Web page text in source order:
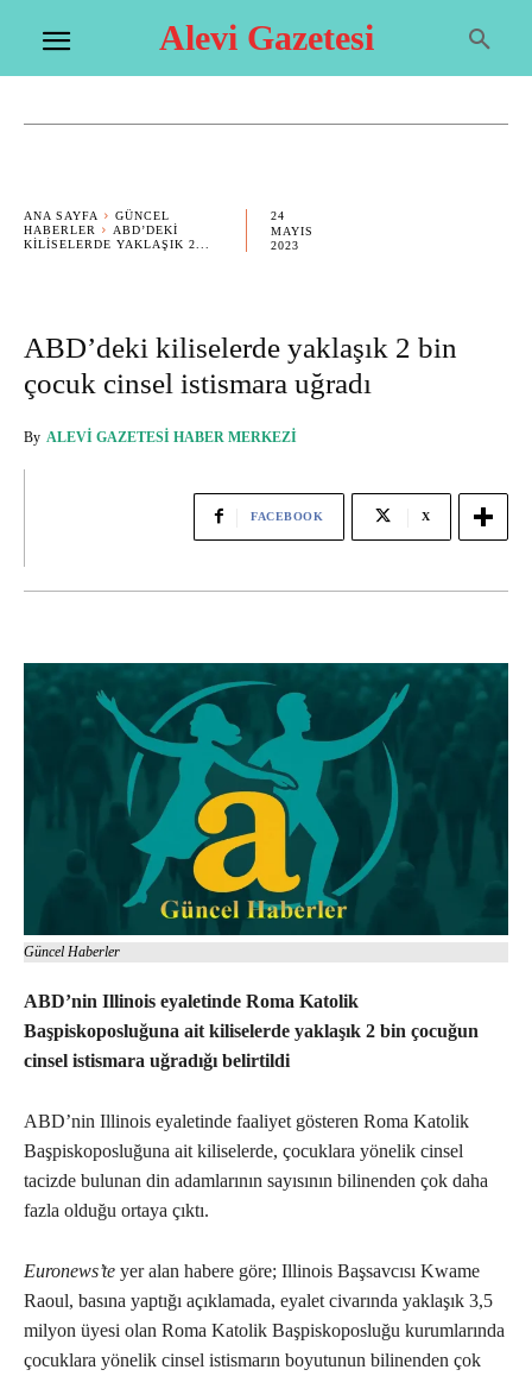
Alevi Gazetesi
ANA SAYFA
GÜNCEL
HABERLER
ABD’DEKI
KILISELERDE YAKLAŞIK 2...
24
MAYIS
2023
ABD’deki kiliselerde yaklaşık 2 bin
çocuk cinsel istismara uğradı
By ALEVI GAZETESI HABER MERKEZI
FACEBOOK X
Güncel Haberler
ABD’nin Illinois eyaletinde Roma Katolik
Başpiskoposluğuna ait kiliselerde yaklaşık 2 bin çocuğun
cinsel istismara uğradığı belirtildi
ABD’nin Illinois eyaletinde faaliyet gösteren Roma Katolik
Başpiskoposluğuna ait kiliselerde, çocuklara yönelik cinsel
tacizde bulunan din adamlarının sayısının bilinenden çok daha
fazla olduğu ortaya çıktı.
Euronews’te yer alan habere göre; Illinois Başsavcısı Kwame
Raoul, basına yaptığı açıklamada, eyalet civarında yaklaşık 3,5
milyon üyesi olan Roma Katolik Başpiskoposluğu kurumlarında
çocuklara yönelik cinsel istismarın boyutunun bilinenden çok